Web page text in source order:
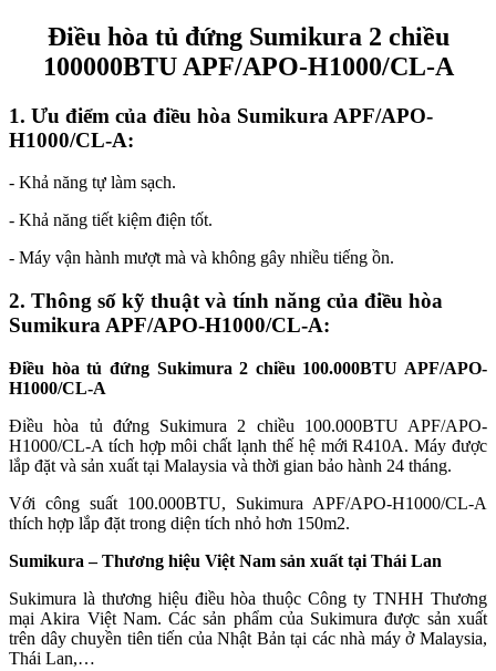
Điều hòa tủ đứng Sumikura 2 chiều
100000BTU APF/APO-H1000/CL-A
1. Ưu điểm của điều hòa Sumikura APF/APO-
H1000/CL-A:
- Khả năng tự làm sạch.
- Khả năng tiết kiệm điện tốt.
- Máy vận hành mượt mà và không gây nhiều tiếng ồn.
2. Thông số kỹ thuật và tính năng của điều hòa
Sumikura APF/APO-H1000/CL-A:
Điều hòa tủ đứng Sukimura 2 chiều 100.000BTU APF/APO-
H1000/CL-A
Điều hòa tủ đứng Sukimura 2 chiều 100.000BTU APF/APO-
H1000/CL-A tích hợp môi chất lạnh thế hệ mới R410A. Máy được
lắp đặt và sản xuất tại Malaysia và thời gian bảo hành 24 tháng.
Với công suất 100.000BTU, Sukimura APF/APO-H1000/CL-A
thích hợp lắp đặt trong diện tích nhỏ hơn 150m2.
Sumikura – Thương hiệu Việt Nam sản xuất tại Thái Lan
Sukimura là thương hiệu điều hòa thuộc Công ty TNHH Thương
mại Akira Việt Nam. Các sản phẩm của Sukimura được sản xuất
trên dây chuyền tiên tiến của Nhật Bản tại các nhà máy ở Malaysia,
Thái Lan,…